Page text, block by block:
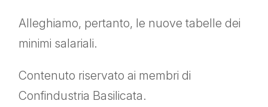
Alleghiamo, pertanto, le nuove tabelle dei
minimi salariali.
Contenuto riservato ai membri di
Confindustria Basilicata.